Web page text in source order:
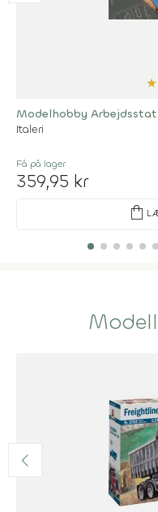
★
Modelhobby
Italeri
Få på lager
359,95 kr
shopping_bag